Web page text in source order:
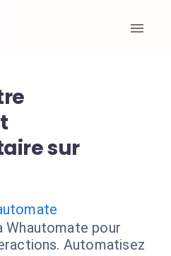
sur
Whautomate pour
Automatisez